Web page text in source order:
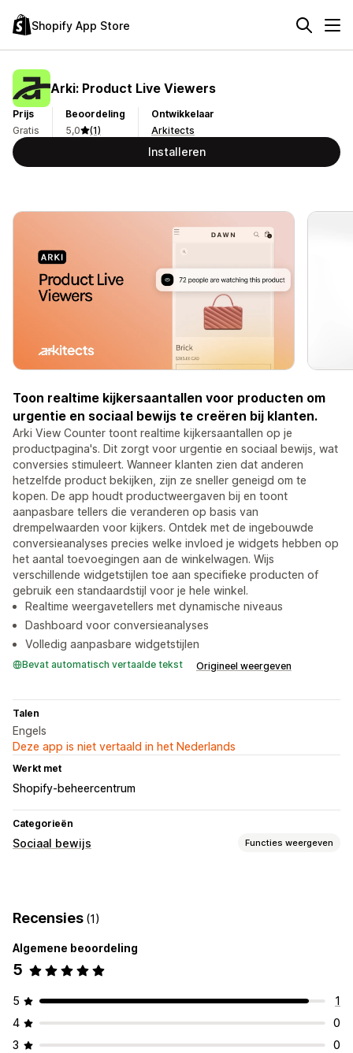
Shopify App Store
Arki: Product Live Viewers
Prijs
Gratis
Beoordeling
5,0
(1)
Ontwikkelaar
Arkitects
Installeren
Toon realtime kijkersaantallen voor producten om
urgentie en sociaal bewijs te creëren bij klanten.
Arki View Counter toont realtime kijkersaantallen op je
productpagina's. Dit zorgt voor urgentie en sociaal bewijs, wat
conversies stimuleert. Wanneer klanten zien dat anderen
hetzelfde product bekijken, zijn ze sneller geneigd om te
kopen. De app houdt productweergaven bij en toont
aanpasbare tellers die veranderen op basis van
drempelwaarden voor kijkers. Ontdek met de ingebouwde
conversieanalyses precies welke invloed je widgets hebben op
het aantal toevoegingen aan de winkelwagen. Wijs
verschillende widgetstijlen toe aan specifieke producten of
gebruik een standaardstijl voor je hele winkel.
Realtime weergavetellers met dynamische niveaus
Dashboard voor conversieanalyses
Volledig aanpasbare widgetstijlen
Bevat automatisch vertaalde tekst Origineel weergeven
Talen
Engels
Deze app is niet vertaald in het Nederlands
Werkt met
Shopify-beheercentrum
Categorieën
Sociaal bewijs Functies weergeven
Betrokkenheid volgen
Recensies (1)
Algemene beoordeling
5
5
1
4
0
3
0